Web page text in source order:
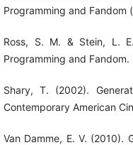
Programming and Fandom
Ross, S. M. & Stein, L.
Programming and Fandom.
Shary, T. (2002).
Contemporary American
Van Damme, E. V. (2010).